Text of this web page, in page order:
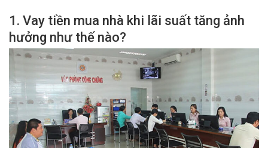
1. Vay tiền mua nhà khi lãi suất tăng ảnh
hưởng như thế nào?